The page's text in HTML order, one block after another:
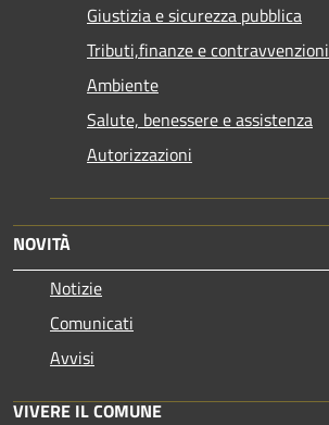
Giustizia e sicurezza pubblica
Tributi,finanze e contravvenzioni
Ambiente
Salute, benessere e assistenza
Autorizzazioni
NOVITÀ
Notizie
Comunicati
Avvisi
VIVERE IL COMUNE